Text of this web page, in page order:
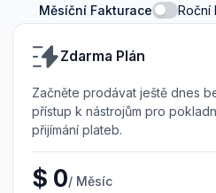
Měsíční Fakturace Roční
Zdarma Plán
Začněte prodávat ještě dnes
přístup k nástrojům pro
přijímání plateb.
$ 0/ Měsíc